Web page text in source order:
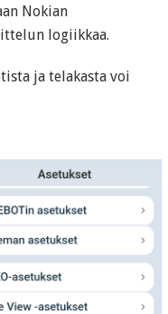
Nokian
logiikkaa.
ja telakasta voi